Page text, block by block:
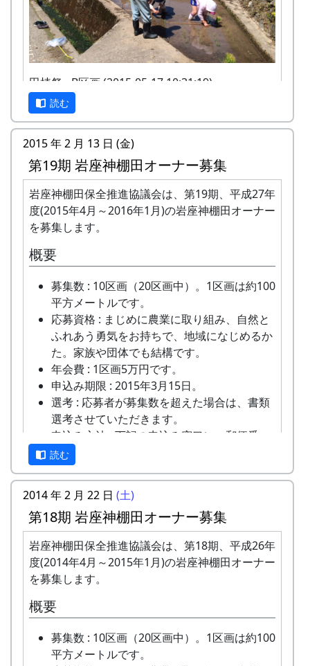
田植祭 - B区画 (2015-05-17 10:31:19)
その他
田植え用の苗、肥料などは農家で準備しま
す。
農作業に必要な道具はお貸ししますが、マイ
鎌、マイ手袋をご用意いただくことを推奨し
ます。機械類については農家の物を共同使用
します。
米づくりをするために田んぼに入る権利であ
り、土地の貸し借りは存在しません。
作業の日程は、基本的に日曜日です。
日帰りの作業ですが、宿泊を希望される方は
紹介します（多可町宿泊施設の利用券によ
り、安く利用できます）。
自分の区画に名札とかかしを立てていただき
ます。
基本的には減農薬で栽培しますが、必要と認
めた場合には、農家の判断で農薬を使用しま
す。ご了承ください。
稲刈りは、適期刈り取りが必要となりますの
で、刈り取り日に参加できないオーナー田は
他のオーナーに刈り取っていただくことにな
ります。
米づくりを楽しむだけでなく、岩座神の美し
い景観をみんなで一緒になって守っていくこ
とに積極的にご協力いただきます。
採れたお米の量を問題にするのではなく、米
づくりとイベント参加を楽しみ、農村との交
流を深めていただくための事業です。お間違
えのないようお願いします。
岩座神棚田オーナーの義務
米づくりが始まる4月末までに会費を支払っ
ていただきます。
みずから田んぼに入って米をつくること。
自然とまじめにつきあうこと(天災などで不
作になっても文句を言わないこと)。
岩座神の住人や他のオーナーと積極的にコミ
ュニケーションを取ること。
美しい景観を守るため、美化活動等に積極的
に参加すること。
田植え(手植え)、ヒエ引き、草刈り、刈り取
り(手刈り)、稲木干しなどは自分でやるこ
と。
田植祭 - B区画 (2015-05-17 10:31:19)
その他
田植え用の苗、肥料などは農家で準備しま
す。
農作業に必要な道具はお貸ししますが、マイ
鎌、マイ手袋をご用意いただくことを推奨し
一から十までプロの指導を受け、減農薬栽培
の米づくりを体験できます。
収穫した米を全部お持ち帰りいただけます。
(100平方メートルの収穫収量は玄米で約30キ
ロです。) 清流の里、岩座神地区のコシヒカ
リは特においしいと評判です。
田すき、田ごしらえ、水管理、病害虫対策(3
回程度)、施肥、脱穀、乾燥、籾すりなどは
地元農家で担当します。
実りの時期には、かかしを立てることができ
ます。
多可町の宿泊施設を安く利用できます(青年
の家、悠遊館、ハーモニーパークなど)。
多可町の特産品がもらえます(1万円相当)。
田植え、稲刈り時のイベントに参加できま
多可町の祭などにもご参加ください。
案山子 (2014-07-27 14:21:12)
岩座神棚田オーナーの義務
米づくりが始まる4月末までに会費を支払っ
ていただきます。
みずから田んぼに入って米をつくること。
自然とまじめにつきあうこと(天災などで不
作になっても文句を言わないこと)。
岩座神の住人や他のオーナーと積極的にコミ
田植祭 - B区画 (2015-05-17 10:31:19)
今年は、久しぶりに、参加者が 100 人を超えまし
た。棚田オーナーの参加者が 111 人。町の広報担
当や、ローカルのケーブルテレビのクルーや、国
会議員や県会議員、スタッフも含めれば、全部で
150 人ほどの人が集まりました。
田植祭 - C区画 (2015-05-17 10:39:33)
読む
2015 年 2 月 13 日 (金)
第19期 岩座神棚田オーナー募集
岩座神棚田保全推進協議会は、第19期、平成27年
度(2015年4月～2016年1月)の岩座神棚田オーナー
を募集します。
概要
募集数 : 10区画（20区画中）。1区画は約100
平方メートルです。
応募資格 : まじめに農業に取り組み、自然と
ふれあう勇気をお持ちで、地域になじめるか
た。家族や団体でも結構です。
年会費 : 1区画5万円です。
申込み期限 : 2015年3月15日。
選考 : 応募者が募集数を超えた場合は、書類
選考させていただきます。
申込み方法 : 下記の申込み窓口に、郵便番
号、住所、氏名、電話番号を明記して、FAX
またはメールでお申込み下さい。 折り返し、
詳しい内容と「申し込みアンケート」をお送
りいたしますので、申し込みアンケートをご
返送ください。
「申込みアンケート(PDF)」をご利用下さっ
てもかまいません。
申込み・お問合せの窓口
岩座神棚田保全推進協議会事務局
MAIL : mailaddress
担当 : XX
読む
2014 年 2 月 22 日 (土)
第18期 岩座神棚田オーナー募集
岩座神棚田保全推進協議会は、第18期、平成26年
度(2014年4月～2015年1月)の岩座神棚田オーナー
を募集します。
概要
募集数 : 10区画（20区画中）。1区画は約100
平方メートルです。